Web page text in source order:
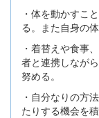
・体を動かすこ
る。また自身の
・着替えや食事
者と連携しなが
努める。
・自分なりの方
たりする機会を